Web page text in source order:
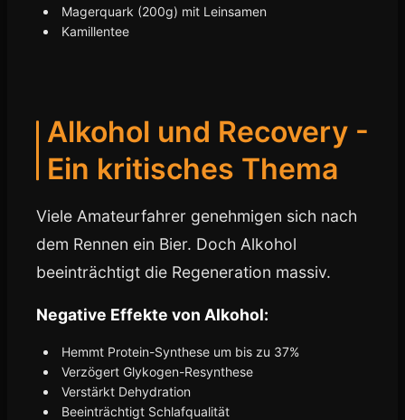
Magerquark (200g) mit Leinsamen
Kamillentee
Alkohol und Recovery -
Ein kritisches Thema
Viele Amateurfahrer genehmigen sich nach
dem Rennen ein Bier. Doch Alkohol
beeinträchtigt die Regeneration massiv.
Negative Effekte von Alkohol:
Hemmt Protein-Synthese um bis zu 37%
Verzögert Glykogen-Resynthese
Verstärkt Dehydration
Beeinträchtigt Schlafqualität